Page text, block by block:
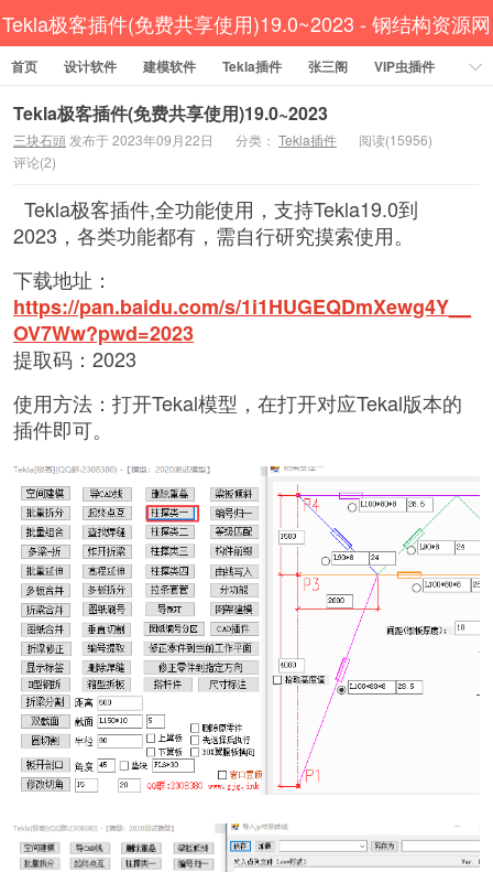
Tekla极客插件(免费共享使用)19.0~2023 - 钢结构资源网
Tekla插件 CAD工具 犀牛GH汉化 套料
首页 设计软件 建模软件 Tekla插件 张三阁
VIP虫插件
CAD插件
定尺提料 贱人工具箱 工程辅助
资讯教程
工程模型 关于网站
Tekla极客插件(免费共享使用)19.0~2023
三块石頭 发布于 2023年09月22日 分类： Tekla插件
阅读(15956)
评论(2)
Tekla极客插件,全功能使用，支持Tekla19.0到
2023，各类功能都有，需自行研究摸索使用。
下载地址：
https://pan.baidu.com/s/1i1HUGEQDmXewg4Y__
OV7Ww?pwd=2023
提取码：2023
使用方法：打开Tekal模型，在打开对应Tekal版本的
插件即可。